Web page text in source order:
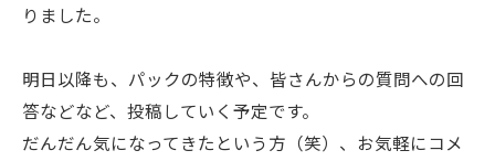
りました。
明日以降も、パックの特徴や、皆さんからの質問への回
答などなど、投稿していく予定です。
だんだん気になってきたという方（笑）、お気軽にコメ